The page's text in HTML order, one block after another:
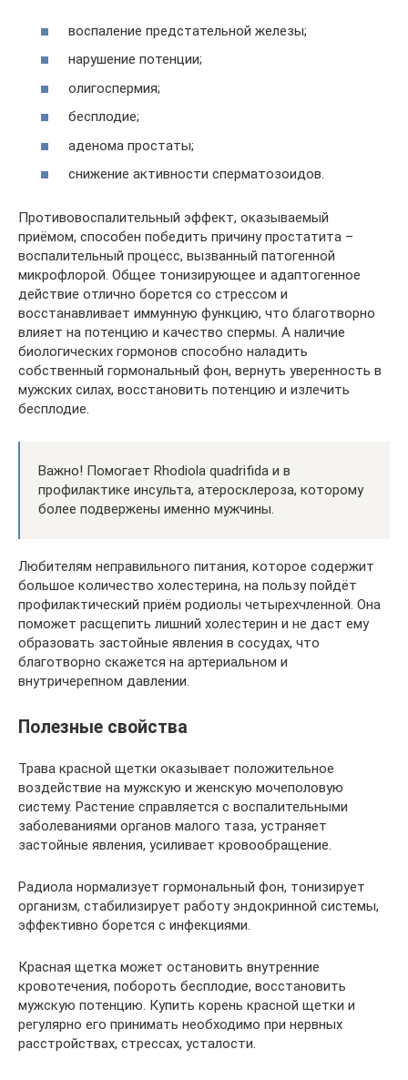
воспаление предстательной железы;
нарушение потенции;
олигоспермия;
бесплодие;
аденома простаты;
снижение активности сперматозоидов.
Противовоспалительный эффект, оказываемый
приёмом, способен победить причину простатита –
воспалительный процесс, вызванный патогенной
микрофлорой. Общее тонизирующее и адаптогенное
действие отлично борется со стрессом и
восстанавливает иммунную функцию, что благотворно
влияет на потенцию и качество спермы. А наличие
биологических гормонов способно наладить
собственный гормональный фон, вернуть уверенность в
мужских силах, восстановить потенцию и излечить
бесплодие.
Важно! Помогает Rhodiola quadrifida и в
профилактике инсульта, атеросклероза, которому
более подвержены именно мужчины.
Любителям неправильного питания, которое содержит
большое количество холестерина, на пользу пойдёт
профилактический приём родиолы четырехчленной. Она
поможет расщепить лишний холестерин и не даст ему
образовать застойные явления в сосудах, что
благотворно скажется на артериальном и
внутричерепном давлении.
Полезные свойства
Трава красной щетки оказывает положительное
воздействие на мужскую и женскую мочеполовую
систему. Растение справляется с воспалительными
заболеваниями органов малого таза, устраняет
застойные явления, усиливает кровообращение.
Радиола нормализует гормональный фон, тонизирует
организм, стабилизирует работу эндокринной системы,
эффективно борется с инфекциями.
Красная щетка может остановить внутренние
кровотечения, побороть бесплодие, восстановить
мужскую потенцию. Купить корень красной щетки и
регулярно его принимать необходимо при нервных
расстройствах, стрессах, усталости.